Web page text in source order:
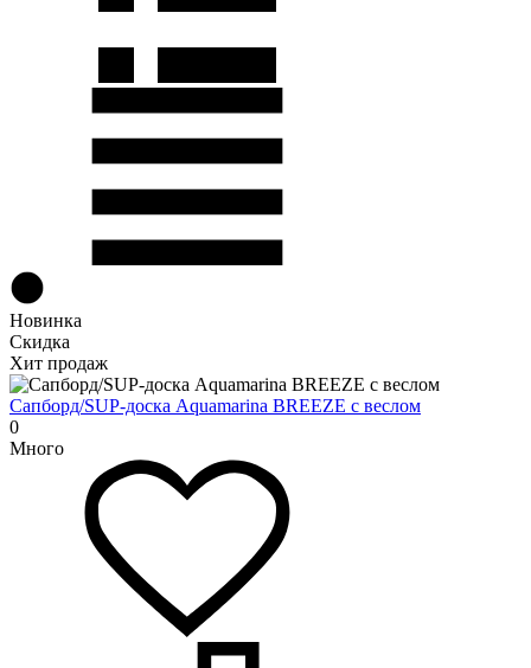
Новинка
Скидка
Хит продаж
Сапборд/SUP-доска Aquamarina BREEZE с веслом
0
Много